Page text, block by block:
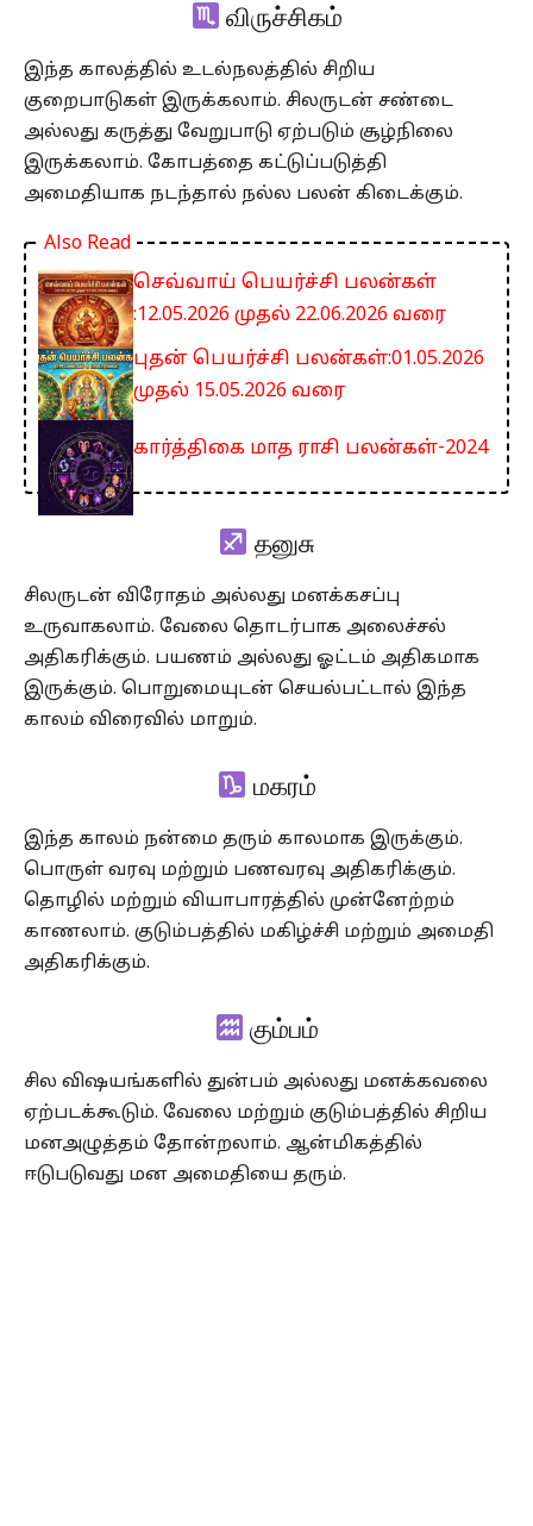
விருச்சிகம்
இந்த காலத்தில் உடல்நலத்தில் சிறிய
குறைபாடுகள் இருக்கலாம். சிலருடன் சண்டை
அல்லது கருத்து வேறுபாடு ஏற்படும் சூழ்நிலை
இருக்கலாம். கோபத்தை கட்டுப்படுத்தி
அமைதியாக நடந்தால் நல்ல பலன் கிடைக்கும்.
Also Read
செவ்வாய் பெயர்ச்சி பலன்கள்
:12.05.2026 முதல் 22.06.2026 வரை
புதன் பெயர்ச்சி பலன்கள்:01.05.2026
முதல் 15.05.2026 வரை
கார்த்திகை மாத ராசி பலன்கள்-2024
தனுசு
சிலருடன் விரோதம் அல்லது மனக்கசப்பு
உருவாகலாம். வேலை தொடர்பாக அலைச்சல்
அதிகரிக்கும். பயணம் அல்லது ஓட்டம் அதிகமாக
இருக்கும். பொறுமையுடன் செயல்பட்டால் இந்த
காலம் விரைவில் மாறும்.
மகரம்
இந்த காலம் நன்மை தரும் காலமாக இருக்கும்.
பொருள் வரவு மற்றும் பணவரவு அதிகரிக்கும்.
தொழில் மற்றும் வியாபாரத்தில் முன்னேற்றம்
காணலாம். குடும்பத்தில் மகிழ்ச்சி மற்றும் அமைதி
அதிகரிக்கும்.
கும்பம்
சில விஷயங்களில் துன்பம் அல்லது மனக்கவலை
ஏற்படக்கூடும். வேலை மற்றும் குடும்பத்தில் சிறிய
மனஅழுத்தம் தோன்றலாம். ஆன்மிகத்தில்
ஈடுபடுவது மன அமைதியை தரும்.